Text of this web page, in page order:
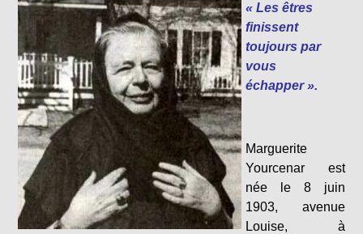
« Les êtres
finissent
toujours par
vous
échapper ».
Marguerite
Yourcenar est
née le 8 juin
1903, avenue
Louise, à